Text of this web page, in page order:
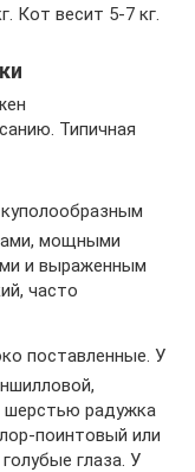
Кот весит 5-7 кг.
Типичная
мощными
и выраженным
часто
поставленные. У
шерстью радужка
поинтовый или
глаза. У